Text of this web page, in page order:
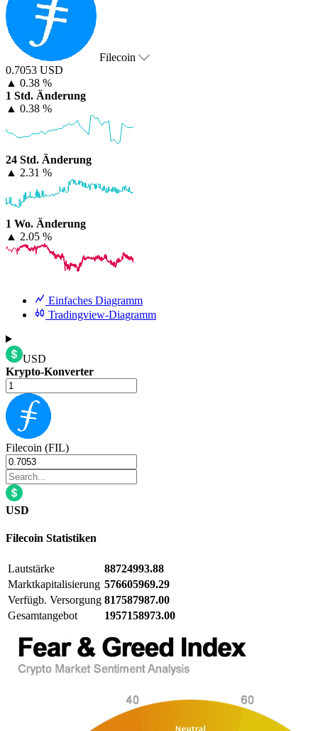
Filecoin
0.7053 USD
▲ 0.38 %
1 Std. Änderung
▲ 0.38 %
24 Std. Änderung
▲ 2.31 %
1 Wo. Änderung
▲ 2.05 %
Einfaches Diagramm
Tradingview-Diagramm
USD
Krypto-Konverter
Filecoin (FIL)
USD
Filecoin Statistiken
Lautstärke
88724993.88
Marktkapitalisierung 576605969.29
Verfügb. Versorgung 817587987.00
Gesamtangebot
1957158973.00